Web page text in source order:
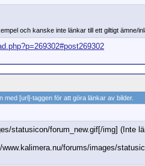
och kanske inte länkar till ett giltigt ämne/
med [url]-taggen för att göra länkar av bilder.
statusicon/forum_new.gif[/img] (Inte
forums/images/